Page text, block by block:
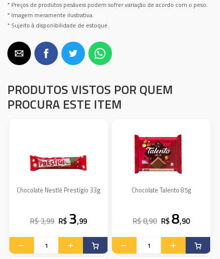
* Preços de produtos pesáveis podem sofrer variação de acordo com o peso.
* Imagem meramente ilustrativa.
* Sujeito à disponibilidade de estoque.
PRODUTOS VISTOS POR QUEM
PROCURA ESTE ITEM
Chocolate Nestlé Prestígio 33g
R$ 3,99 R$ 3,99
Chocolate Talento 85g
R$ 8,90 R$ 8,90